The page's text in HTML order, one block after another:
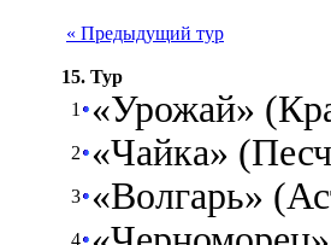
« Предыдущий тур
15. Тур
1
«Урожай»
2 «Чайка»
3 «Волгарь»
4